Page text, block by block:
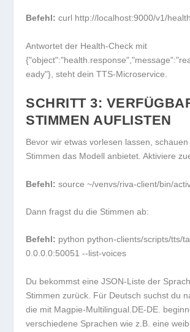
Befehl: curl http://localhost:9000/v1/
Antwortet der Health-Check mit
eady"} , steht dein TTS-Microservice.
SCHRITT 3:
STIMMEN AUFLISTEN
Bevor wir etwas vorlesen lassen, schauen
Stimmen das Modell anbietet. Aktiviere
Befehl: source ~/venvs/riva-client/bin/
Dann fragst du die Stimmen ab:
Befehl: python python-clients/scripts/tts/
0.0.0.0:50051 --list-voices
Du bekommst eine JSON-Liste der
Stimmen zurück. Für Deutsch suchst du
die mit Magpie-Multilingual.DE-DE.
verschiedene Sprachen wie z.B. eine